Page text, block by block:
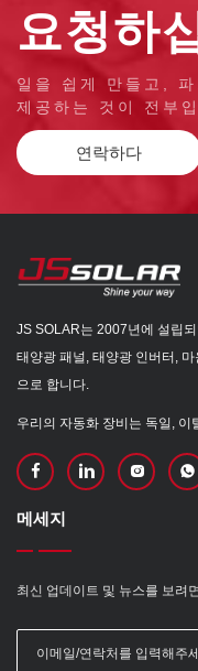
요청하
일을 쉽게 만들고,
제공하는 것이 전부입
연락하다
JS SOLAR는 2007년에 설립
태양광 패널, 태양광 인버터,
으로 합니다.
우리의 자동화 장비는 독일,
메세지
최신 업데이트 및 뉴스를 보려